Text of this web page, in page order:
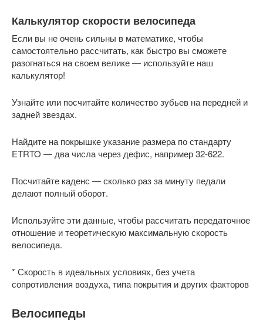
Калькулятор скорости велосипеда
Если вы не очень сильны в математике, чтобы
самостоятельно рассчитать, как быстро вы сможете
разогнаться на своем велике — используйте наш
калькулятор!
Узнайте или посчитайте количество зубьев на передней и
задней звездах.
Найдите на покрышке указание размера по стандарту
ETRTO — два числа через дефис, например 32-622.
Посчитайте каденс — сколько раз за минуту педали
делают полный оборот.
Используйте эти данные, чтобы рассчитать передаточное
отношение и теоретическую максимальную скорость
велосипеда.
* Скорость в идеальных условиях, без учета
сопротивления воздуха, типа покрытия и других факторов
Велосипеды